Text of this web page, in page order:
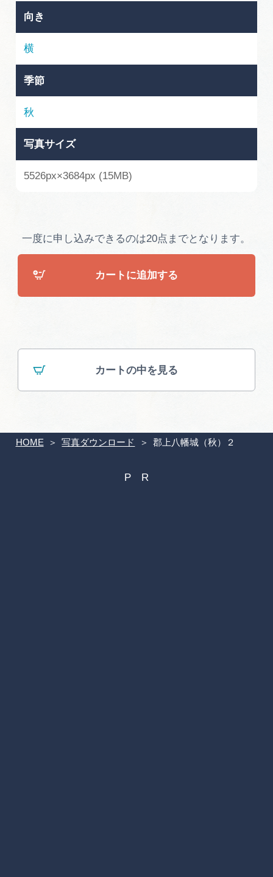
岐阜県観光データベース
旅行会社・観光事業者の皆様へ
運営組織
広告掲載
サイトポリシー
HOME 写真ダウンロード 郡上八幡城（秋）２
向き
横
季節
秋
写真サイズ
5526px×3684px (15MB)
一度に申し込みできるのは20点までとなります。
カートに追加する
カートの中を見る